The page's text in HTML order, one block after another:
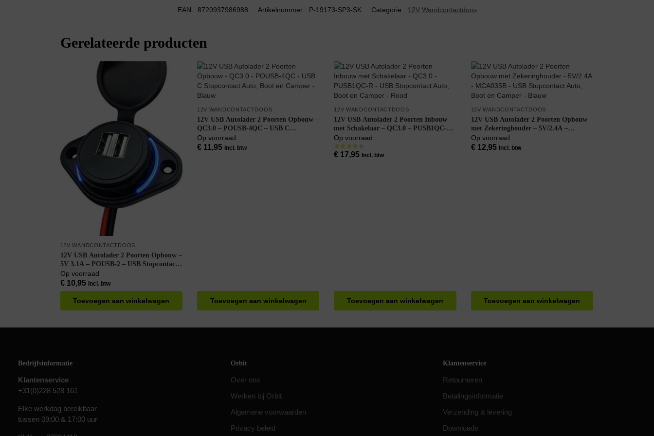
EAN: 8720937986988 Artikelnummer: P-19173-SP3-SK Categorie: 12V Wandcontactdoos
Gerelateerde producten
12V WANDCONTACTDOOS
12V USB Autolader 2 Poorten Opbouw –
5V 3.1A – POUSB-2 – USB Stopcontact
Auto, Boot en Camper – Blauw
Op voorraad
€10,95 Incl. btw
Toevoegen aan winkelwagen
12V WANDCONTACTDOOS
12V USB Autolader 2 Poorten Opbouw –
QC3.0 – POUSB-4QC – USB C
Stopcontact Auto, Boot en Camper –
Blauw
Op voorraad
€11,95 Incl. btw
Toevoegen aan winkelwagen
12V WANDCONTACTDOOS
12V USB Autolader 2 Poorten Inbouw
met Schakelaar – QC3.0 – PUSB1QC-R
– USB Stopcontact Auto, Boot en
Camper – Rood
Op voorraad
€ 17,95 Incl. btw
Toevoegen aan winkelwagen
12V WANDCONTACTDOOS
12V USB Autolader 2 Poorten Opbouw
met Zekeringhouder – 5V/2.4A –
MCA035B – USB Stopcontact Auto, Boot
en Camper – Blauw
Op voorraad
€12,95 Incl. btw
Toevoegen aan winkelwagen
Bedrijfsinformatie
Klantenservice
+31(0)228 528 161
Elke werkdag bereikbaar
tussen 09:00 & 17:00 uur
Orbit
Over ons
Werken bij Orbit
Algemene voorwaarden
Privacy beleid
Klantenservice
Retourneren
Betalingsinformatie
Verzending & levering
Downloads